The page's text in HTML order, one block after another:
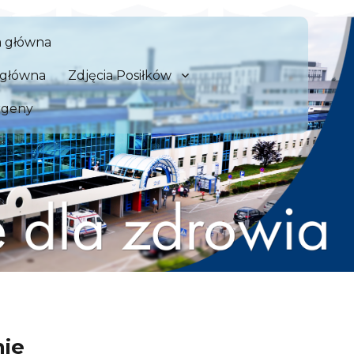
Kliniczny we
zdrowia
główna
Zdjęcia Posiłków